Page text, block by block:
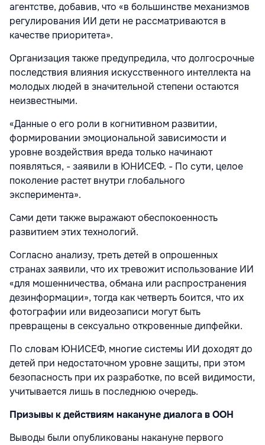
агентстве, добавив, что «в большинстве механизмов
регулирования ИИ дети не рассматриваются в
качестве приоритета».
Организация также предупредила, что долгосрочные
последствия влияния искусственного интеллекта на
молодых людей в значительной степени остаются
неизвестными.
«Данные о его роли в когнитивном развитии,
формировании эмоциональной зависимости и
уровне воздействия вреда только начинают
появляться, - заявили в ЮНИСЕФ. - По сути, целое
поколение растет внутри глобального
эксперимента».
Сами дети также выражают обеспокоенность
развитием этих технологий.
Согласно анализу, треть детей в опрошенных
странах заявили, что их тревожит использование ИИ
«для мошенничества, обмана или распространения
дезинформации», тогда как четверть боится, что их
фотографии или видеозаписи могут быть
превращены в сексуально откровенные дипфейки.
По словам ЮНИСЕФ, многие системы ИИ доходят до
детей при недостаточном уровне защиты, при этом
безопасность при их разработке, по всей видимости,
учитывается лишь в последнюю очередь.
Призывы к действиям накануне диалога в ООН
Выводы были опубликованы накануне первого